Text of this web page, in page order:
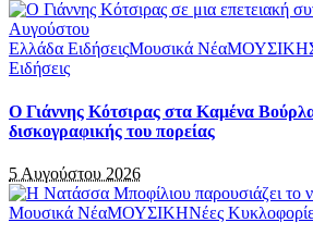
Ελλάδα ΕιδήσειςΜουσικά ΝέαΜΟΥΣΙΚΗ
Ειδήσεις
Ο Γιάννης Κότσιρας στα Καμένα Βούρλα
δισκογραφικής του πορείας
5 Αυγούστου 2026
Μουσικά ΝέαΜΟΥΣΙΚΗΝέες